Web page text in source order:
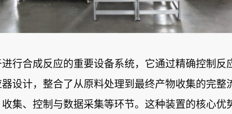
行合成反应的重要设备系统，它通过精确控制
设计，整合了从原料处理到最终产物收集的完
集、控制与数据采集等环节。这种装置的核心